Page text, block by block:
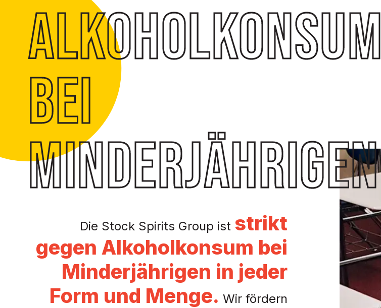
Alkoholkonsum
bei
Minderjährigen
Die Stock Spirits Group ist strikt
gegen Alkoholkonsum bei
Minderjährigen in jeder
Form und Menge. Wir fördern